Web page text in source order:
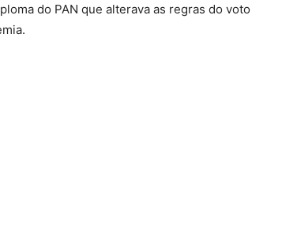
do PAN que alterava as regras do voto